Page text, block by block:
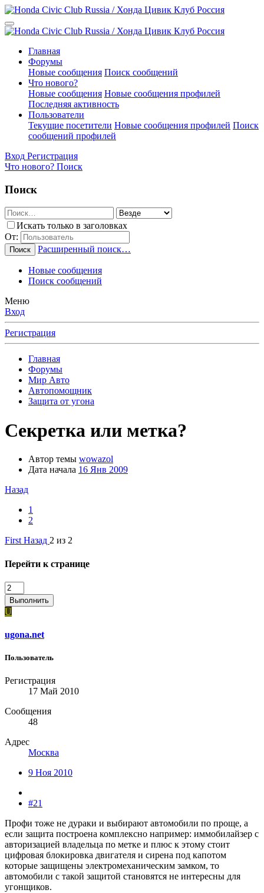
Главная
Форумы
Новые сообщения Поиск сообщений
Что нового?
Новые сообщения Новые сообщения профилей
Последняя активность
Пользователи
Текущие посетители Новые сообщения профилей Поиск
сообщений профилей
Вход Регистрация
Что нового? Поиск
Поиск
Искать только в заголовках
От:
Поиск Расширенный поиск…
Новые сообщения
Поиск сообщений
Меню
Вход
Регистрация
Главная
Форумы
Мир Авто
Автопомощник
Защита от угона
Секретка или метка?
Автор темы wowazol
Дата начала 16 Янв 2009
Назад
1
2
First Назад 2 из 2
Перейти к странице
Выполнить
U
ugona.net
Пользователь
Регистрация
17 Май 2010
Сообщения
48
Адрес
Москва
9 Ноя 2010
#21
Профи тоже не дураки и выбирают автомобили по проще, а
если защита построена комплексно например: иммобилайзер с
авторизацией владельца по метке и плюс к этому стоит
цифровая блокировка двигателя и сирена под капотом
которые защищены электромеханическим замком, то
автомобили с такой защитой становятся не интересны для
угонщиков.